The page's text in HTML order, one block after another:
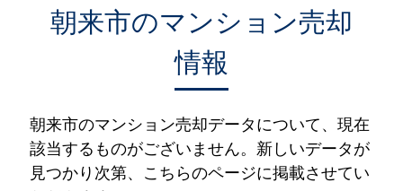
朝来市のマンション売却
情報
朝来市のマンション売却データについて、現在
該当するものがございません。新しいデータが
見つかり次第、こちらのページに掲載させてい